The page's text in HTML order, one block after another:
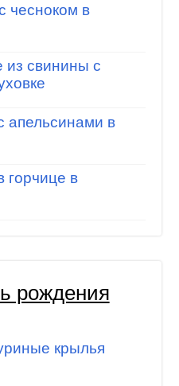
чесноком в
из свинины с
апельсинами в
горчице в
рождения
крылья